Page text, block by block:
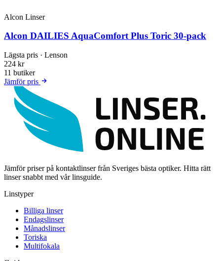
Alcon Linser
Alcon DAILIES AquaComfort Plus Toric 30-pack
Lägsta pris · Lenson
224 kr
11 butiker
Jämför pris
Jämför priser på kontaktlinser från Sveriges bästa optiker. Hitta rätt
linser snabbt med vår linsguide.
Linstyper
Billiga linser
Endagslinser
Månadslinser
Toriska
Multifokala